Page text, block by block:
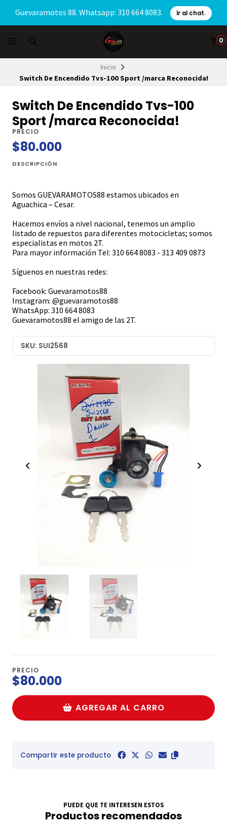
Guevaramotos 88. Whatsapp: 310 664 8083. Ir al chat.
0
Inicio
Switch De Encendido Tvs-100 Sport /marca Reconocida!
Switch De Encendido Tvs-100
Sport /marca Reconocida!
PRECIO
$80.000
DESCRIPCIÓN
Somos GUEVARAMOTOS88 estamos ubicados en
Aguachica – Cesar.
Hacemos envíos a nivel nacional, tenemos un amplio
listado de repuestos para diferentes motocicletas; somos
especialistas en motos 2T.
Para mayor información Tel: 310 664 8083 - 313 409 0873
Síguenos en nuestras redes:
Facebook: Guevaramotos88
Instagram: @guevaramotos88
WhatsApp: 310 664 8083
Guevaramotos88 el amigo de las 2T.
SKU: SUI2568
PRECIO
$80.000
AGREGAR AL CARRO
Compartir este producto
PUEDE QUE TE INTERESEN ESTOS
Productos recomendados